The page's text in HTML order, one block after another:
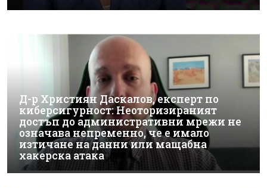
Д-р Християн Даскалов, експерт по
киберсигурност: Неоторизираният
достъп до административни мрежи не
означава непременно, че е имало
изтичане на данни или мащабна
хакерска атака